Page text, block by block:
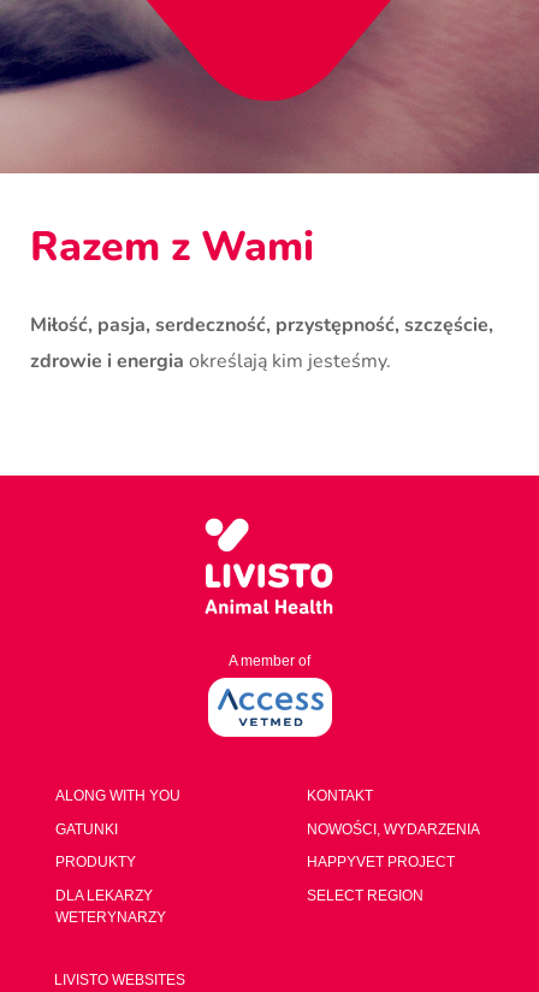
Razem z Wami
Miłość, pasja, serdeczność, przystępność, szczęście,
zdrowie i energia określają kim jesteśmy.
A member of
ALONG WITH YOU
GATUNKI
PRODUKTY
DLA LEKARZY
WETERYNARZY
KONTAKT
NOWOŚCI, WYDARZENIA
HAPPYVET PROJECT
SELECT REGION
LIVISTO WEBSITES